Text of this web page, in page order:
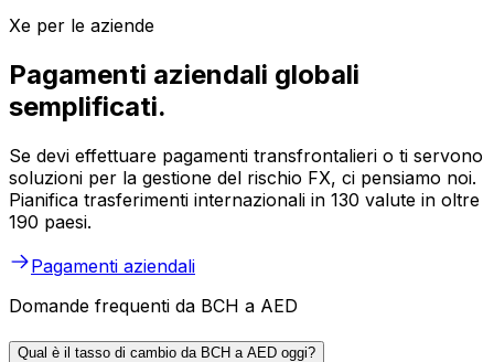
Xe per le aziende
Pagamenti aziendali globali
semplificati.
Se devi effettuare pagamenti transfrontalieri o ti servono
soluzioni per la gestione del rischio FX, ci pensiamo noi.
Pianifica trasferimenti internazionali in 130 valute in oltre
190 paesi.
Pagamenti aziendali
Domande frequenti da BCH a AED
Qual è il tasso di cambio da BCH a AED oggi?